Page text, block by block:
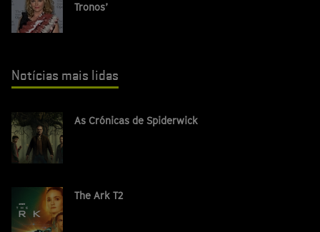
Tronos’
Notícias mais lidas
As Crónicas de Spiderwick
The Ark T2